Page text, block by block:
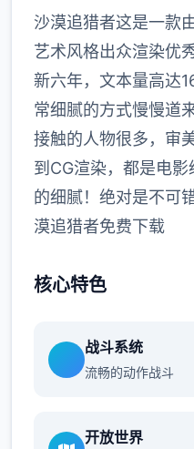
沙漠追猎者这是一款
艺术风格出众渲染优
新六年，文本量高达
常细腻的方式慢慢道
接触的人物很多，审
到CG渲染，都是电
的细腻！绝对是不可
漠追猎者免费下载
核心特色
战斗系统
流畅的动作战斗
开放世界